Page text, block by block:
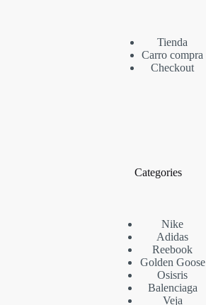
Tienda
Carro compra
Checkout
Categories
Nike
Adidas
Reebook
Golden Goose
Osisris
Balenciaga
Veja